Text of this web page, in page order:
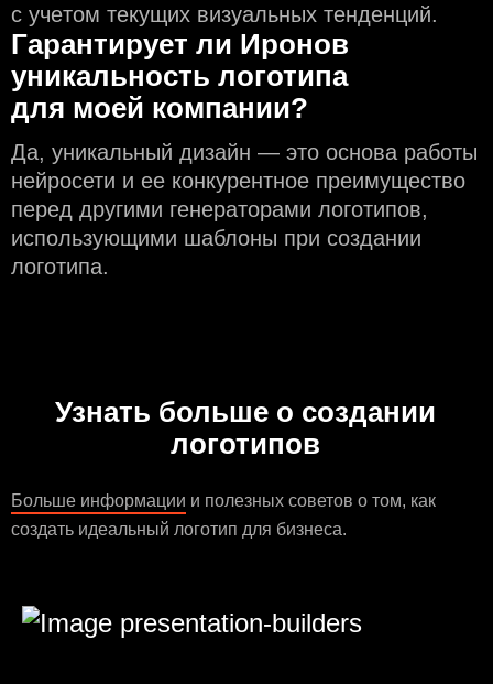
с учeтом текущих визуальных тенденций.
Гарантирует ли Иронов
уникальность логотипа
для моей компании?
Да, уникальный дизайн — это основа работы
нейросети и еe конкурентное преимущество
перед другими генераторами логотипов,
использующими шаблоны при создании
логотипа.
Узнать больше о создании
логотипов
Больше информации и полезных советов о том, как
создать идеальный логотип для бизнеса.